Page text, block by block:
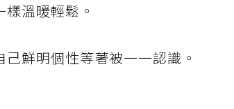
溫暖輕鬆。
鮮明個性等著被一一認識。